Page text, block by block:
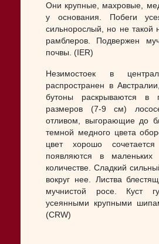
Они крупные, махровые,
у основания. Побеги
сильнорослый, но не такой
рамблеров. Подвержен
почвы. (IER)
Незимостоек в
распространен в
бутоны раскрываются в
размеров (7-9 см)
отливом, выгорающие до
темной медного цвета
цвет хорошо
появляются в
количестве. Сладкий
вокруг нее. Листва
мучнистой росе. Куст
усеянными крупными
(CRW)